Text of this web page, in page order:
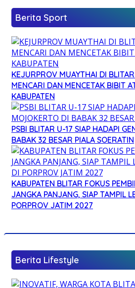
Berita Sport
KEJURPROV MUAYTHAI DI
MENCARI DAN MENCETAK BIBIT
KABUPATEN
PSBI BLITAR U-17 SIAP HADAPI
BABAK 32 BESAR PIALA SOERATIN
KABUPATEN BLITAR FOKUS
JANGKA PANJANG, SIAP TAMPIL
PORPROV JATIM 2027
Berita Lifestyle